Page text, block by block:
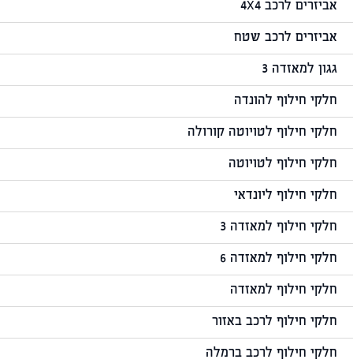
אביזרים לרכב 4X4
אביזרים לרכב שטח
גגון למאזדה 3
חלקי חילוף להונדה
חלקי חילוף לטויוטה קורולה
חלקי חילוף לטויוטה
חלקי חילוף ליונדאי
חלקי חילוף למאזדה 3
חלקי חילוף למאזדה 6
חלקי חילוף למאזדה
חלקי חילוף לרכב באזור
חלקי חילוף לרכב ברמלה